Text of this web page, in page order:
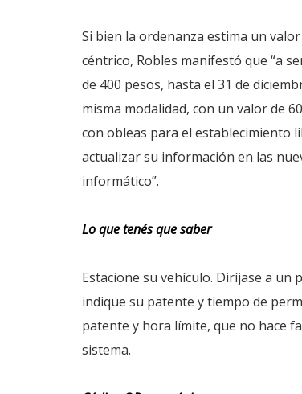
Si bien la ordenanza estima un
céntrico, Robles manifestó que “a
de 400 pesos, hasta el 31 de
misma modalidad, con un valor de
con obleas para el establecimiento
actualizar su información en las
informático”.
Lo que tenés que saber
Estacione su vehículo. Diríjase a
indique su patente y tiempo de
patente y hora límite, que no hace
sistema.